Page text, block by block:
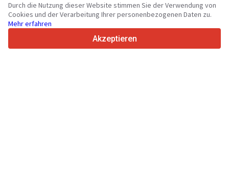
36Unterstützte Sprachen
4.7/5
Durch die Nutzung dieser Website stimmen Sie der Verwendung von
Cookies und der Verarbeitung Ihrer personenbezogenen Daten zu.
Mehr erfahren
Akzeptieren